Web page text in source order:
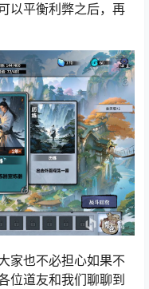
以平衡利弊之后，再
家也不必担心如果不
位道友和我们聊聊到